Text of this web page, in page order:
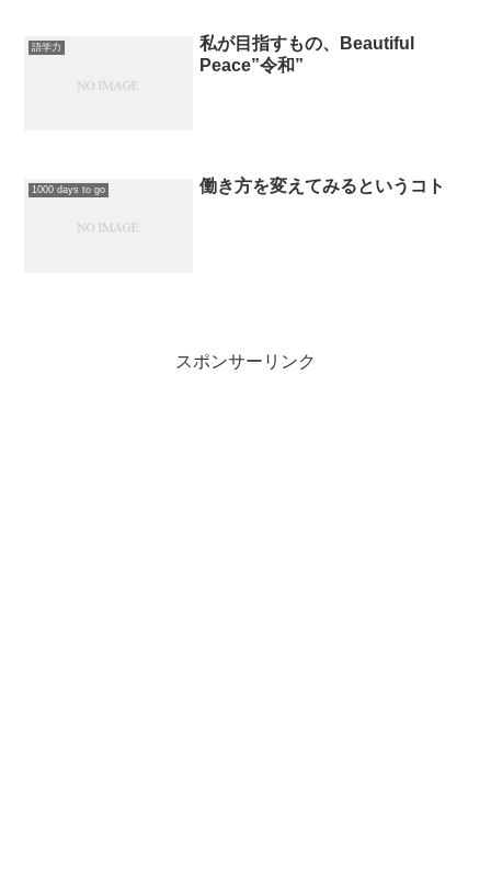
語学力
私が目指すもの、Beautiful
Peace”令和”
1000 days to go 働き方を変えてみるというコト
スポンサーリンク